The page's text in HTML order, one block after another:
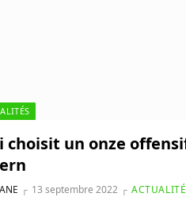
choisit un onze
13 septembre 2022